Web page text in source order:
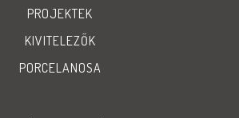
PROJEKTEK
KIVITELEZŐK
PORCELANOSA